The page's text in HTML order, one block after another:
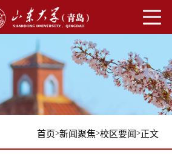
首页>新闻聚焦>校区要闻 >正文